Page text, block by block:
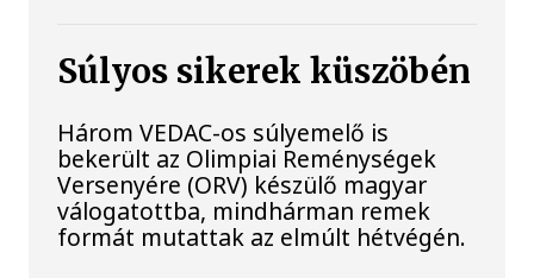
Súlyos sikerek küszöbén
Három VEDAC-os súlyemelő is
bekerült az Olimpiai Reménységek
Versenyére (ORV) készülő magyar
válogatottba, mindhárman remek
formát mutattak az elmúlt hétvégén.